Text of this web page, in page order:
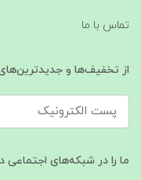
تماس با ما
از تخفیف‌ها و
ما را در شبکه‌های اجتماعی